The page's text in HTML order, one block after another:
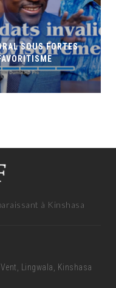
SOUS FORTES
à Kinshasa
Lingwala, Kinshasa